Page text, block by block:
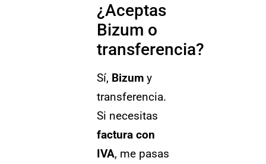
¿Aceptas
Bizum o
transferencia?
Sí, Bizumy
transferencia.
Si necesitas
factura con
IVA, me pasas